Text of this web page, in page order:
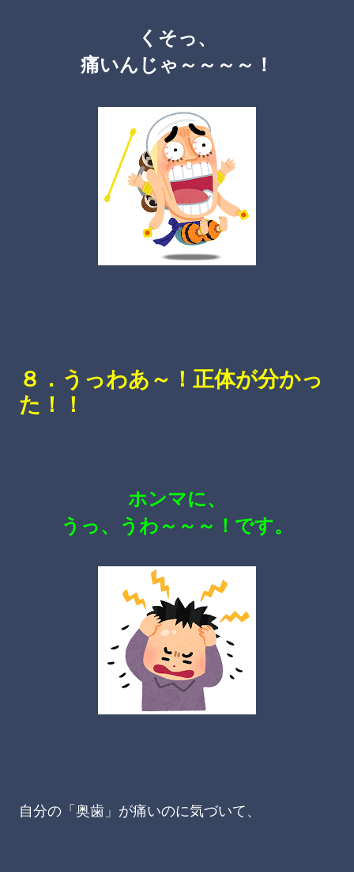
くそっ、
痛いんじゃ～～～～！
８．うっわあ～！正体が分かっ
た！！
ホンマに、
うっ、うわ～～～！です。
自分の「奥歯」が痛いのに気づいて、